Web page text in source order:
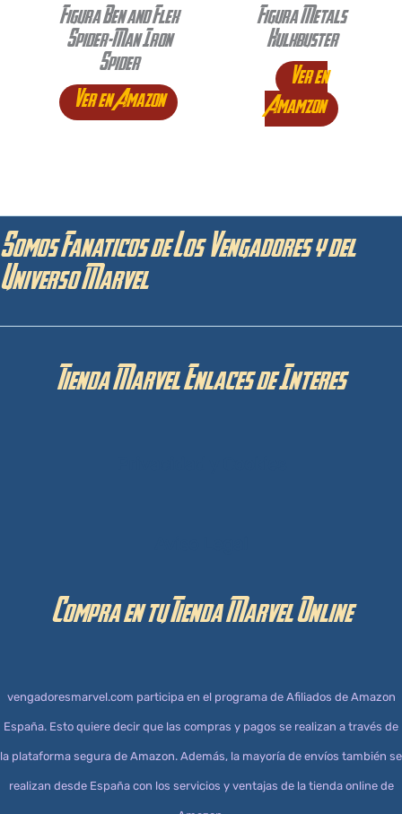
Figura Ben and Flex
Spider-Man Iron
Spider
Ver en Amazon
Figura Metals
Hulkbuster
Ver en
Amamzon
Somos Fanaticos de Los Vengadores y del
Universo Marvel
Tienda Marvel Enlaces de Interes
Compra en tu Tienda Marvel Online
vengadoresmarvel.com participa en el programa de Afiliados de Amazon
España. Esto quiere decir que las compras y pagos se realizan a través de
la plataforma segura de Amazon. Además, la mayoría de envíos también se
realizan desde España con los servicios y ventajas de la tienda online de